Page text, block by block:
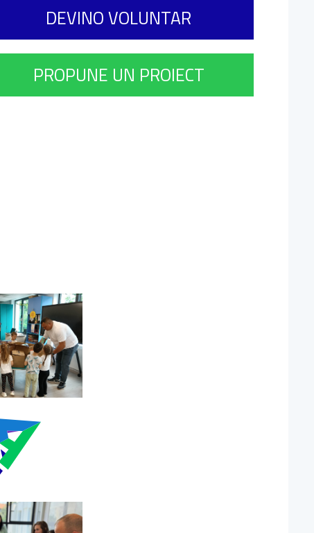
DEVINO VOLUNTAR
PROPUNE UN PROIECT